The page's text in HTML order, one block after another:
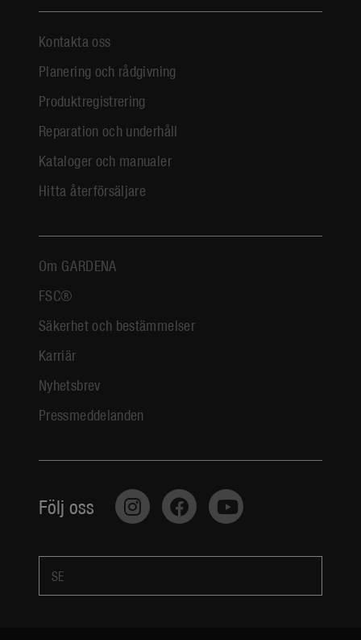
Kontakta oss
Planering och rådgivning
Produktregistrering
Reparation och underhåll
Kataloger och manualer
Hitta återförsäljare
Om GARDENA
FSC®
Säkerhet och bestämmelser
Karriär
Nyhetsbrev
Pressmeddelanden
Följ oss
SE